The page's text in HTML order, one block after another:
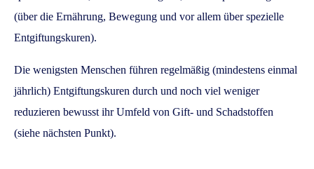
(über die Ernährung, Bewegung und vor allem über spezielle
Entgiftungskuren).
Die wenigsten Menschen führen regelmäßig (mindestens einmal
jährlich) Entgiftungskuren durch und noch viel weniger
reduzieren bewusst ihr Umfeld von Gift- und Schadstoffen
(siehe nächsten Punkt).